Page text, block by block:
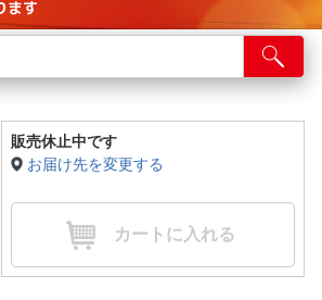
販売休止中です
お届け先を変更する
カートに入れる